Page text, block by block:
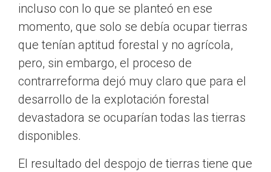
incluso con lo que se planteó en ese
momento, que solo se debía ocupar tierras
que tenían aptitud forestal y no agrícola,
pero, sin embargo, el proceso de
contrarreforma dejó muy claro que para el
desarrollo de la explotación forestal
devastadora se ocuparían todas las tierras
disponibles.
El resultado del despojo de tierras tiene que